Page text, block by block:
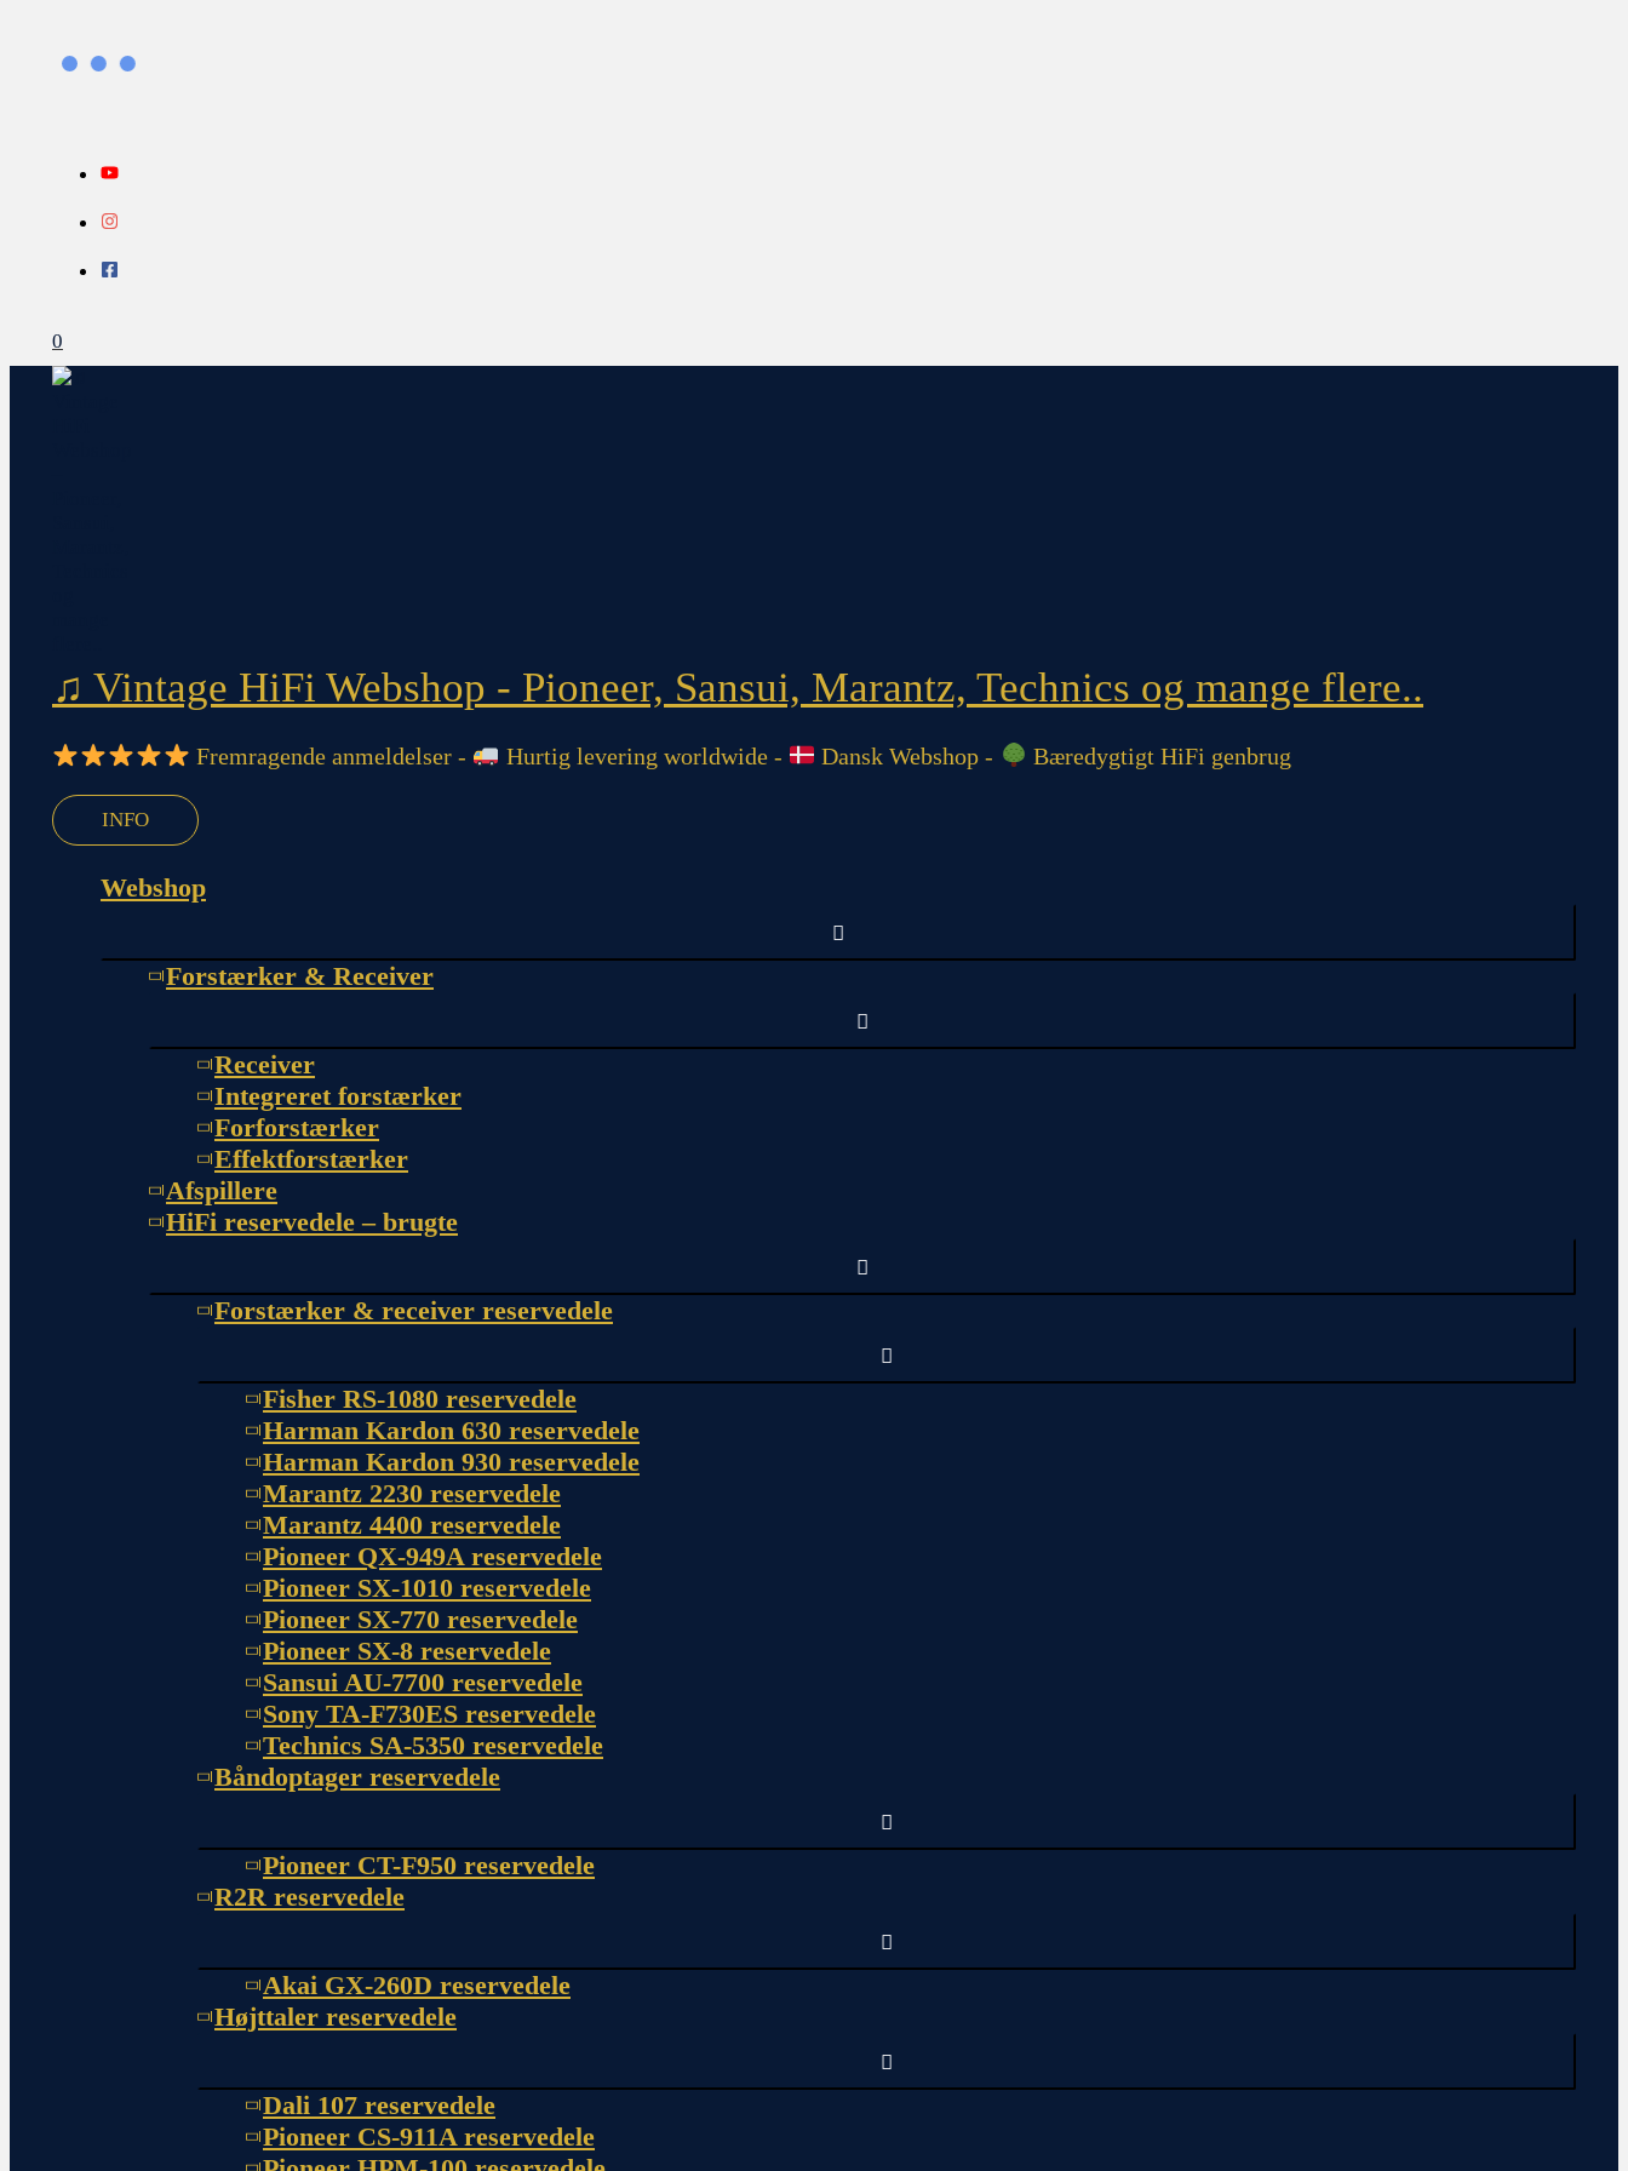
indholdet
0
♫ Vintage HiFi Webshop - Pioneer, Sansui, Marantz, Technics og mange flere..
Fremragende anmeldelser - Hurtig levering worldwide - Dansk Webshop - Bæredygtigt HiFi genbrug
INFO
Webshop
Forstærker & Receiver
Receiver
Integreret forstærker
Forforstærker
Effektforstærker
Afspillere
HiFi reservedele – brugte
Forstærker & receiver reservedele
Fisher RS-1080 reservedele
Harman Kardon 630 reservedele
Harman Kardon 930 reservedele
Marantz 2230 reservedele
Marantz 4400 reservedele
Pioneer QX-949A reservedele
Pioneer SX-1010 reservedele
Pioneer SX-770 reservedele
Pioneer SX-8 reservedele
Sansui AU-7700 reservedele
Sony TA-F730ES reservedele
Technics SA-5350 reservedele
Båndoptager reservedele
Pioneer CT-F950 reservedele
R2R reservedele
Akai GX-260D reservedele
Højttaler reservedele
Dali 107 reservedele
Pioneer CS-911A reservedele